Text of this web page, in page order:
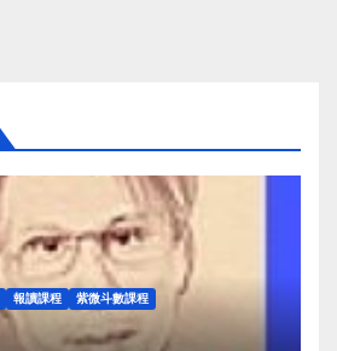
報讀課程 紫微斗數課程